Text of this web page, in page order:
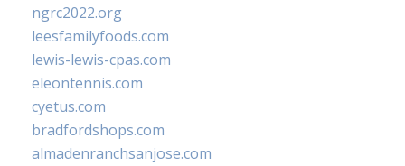
ngrc2022.org
leesfamilyfoods.com
lewis-lewis-cpas.com
eleontennis.com
cyetus.com
bradfordshops.com
almadenranchsanjose.com